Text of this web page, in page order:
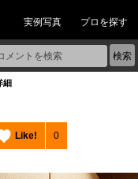
実例写真 プロを探す
細
Like! 0